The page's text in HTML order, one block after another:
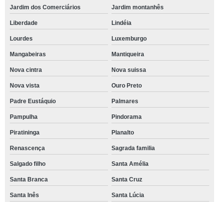
Jardim dos Comerciários Jardim montanhês
Liberdade Lindéia
Lourdes Luxemburgo
Mangabeiras Mantiqueira
Nova cintra Nova suissa
Nova vista Ouro Preto
Padre Eustáquio Palmares
Pampulha Pindorama
Piratininga Planalto
Renascença Sagrada familia
Salgado filho Santa Amélia
Santa Branca Santa Cruz
Santa Inês Santa Lúcia